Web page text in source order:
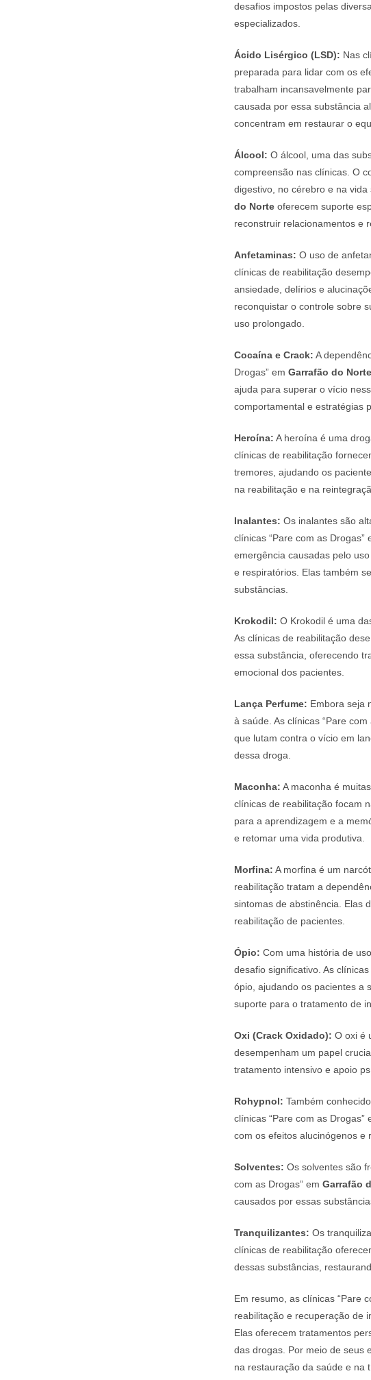
desafios impostos pelas
especializados.
Ácido Lisérgico (LSD): Nas
preparada para lidar com os
trabalham incansavelmente
causada por essa substância
concentram em restaurar o
Álcool: O álcool, uma das
compreensão nas clínicas. O
digestivo, no cérebro e na vida
do Norte oferecem suporte
reconstruir relacionamentos e
Anfetaminas: O uso de
clínicas de reabilitação
ansiedade, delírios e
reconquistar o controle sobre
uso prolongado.
Cocaína e Crack: A
Drogas” em Garrafão do Norte
ajuda para superar o vício
comportamental e estratégias
Heroína: A heroína é uma
clínicas de reabilitação
tremores, ajudando os
na reabilitação e na
Inalantes: Os inalantes são
clínicas “Pare com as Drogas”
emergência causadas pelo
e respiratórios. Elas também
substâncias.
Krokodil: O Krokodil é uma
As clínicas de reabilitação
essa substância, oferecendo
emocional dos pacientes.
Lança Perfume: Embora seja
à saúde. As clínicas “Pare com
que lutam contra o vício em
dessa droga.
Maconha: A maconha é
clínicas de reabilitação focam
para a aprendizagem e a
e retomar uma vida produtiva.
Morfina: A morfina é um
reabilitação tratam a
sintomas de abstinência. Elas
reabilitação de pacientes.
Ópio: Com uma história de
desafio significativo. As
ópio, ajudando os pacientes a
suporte para o tratamento de
Oxi (Crack Oxidado): O oxi é
desempenham um papel
tratamento intensivo e apoio
Rohypnol: Também
clínicas “Pare com as Drogas”
com os efeitos alucinógenos e
Solventes: Os solventes são
com as Drogas” em Garrafão
causados por essas
Tranquilizantes: Os
clínicas de reabilitação
dessas substâncias,
Em resumo, as clínicas “Pare
reabilitação e recuperação de
Elas oferecem tratamentos
das drogas. Por meio de seus
na restauração da saúde e na